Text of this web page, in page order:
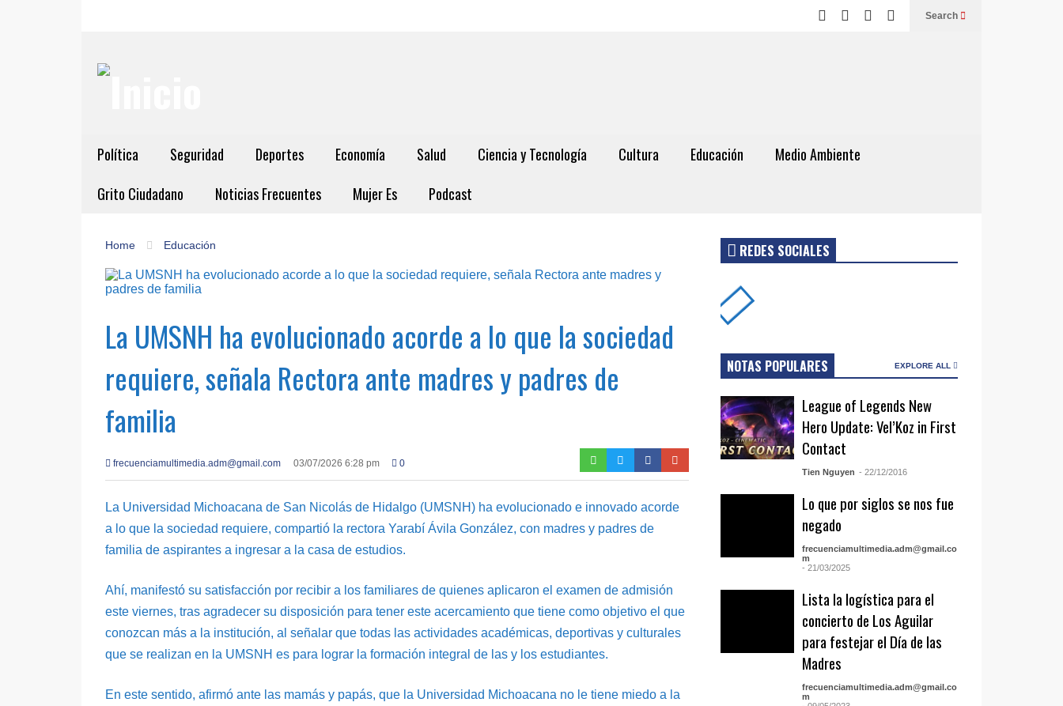
Search
Política Seguridad Deportes Economía Salud Ciencia y Tecnología Cultura Educación
Medio Ambiente
Grito Ciudadano
Noticias Frecuentes Mujer Es Podcast
Home Educación
La UMSNH ha evolucionado acorde a lo que la sociedad
requiere, señala Rectora ante madres y padres de
familia
frecuenciamultimedia.adm@gmail.com 03/07/2026 6:28 pm 0
La Universidad Michoacana de San Nicolás de Hidalgo (UMSNH) ha evolucionado e innovado acorde
a lo que la sociedad requiere, compartió la rectora Yarabí Ávila González, con madres y padres de
familia de aspirantes a ingresar a la casa de estudios.
Ahí, manifestó su satisfacción por recibir a los familiares de quienes aplicaron el examen de admisión
este viernes, tras agradecer su disposición para tener este acercamiento que tiene como objetivo el que
conozcan más a la institución, al señalar que todas las actividades académicas, deportivas y culturales
que se realizan en la UMSNH es para lograr la formación integral de las y los estudiantes.
En este sentido, afirmó ante las mamás y papás, que la Universidad Michoacana no le tiene miedo a la
REDES SOCIALES
NOTAS POPULARES EXPLORE ALL
League of Legends New
Hero Update: Vel’Koz in First
Contact
Tien Nguyen - 22/12/2016
Lo que por siglos se nos fue
negado
frecuenciamultimedia.adm@gmail.co
m
- 21/03/2025
Lista la logística para el
concierto de Los Aguilar
para festejar el Día de las
Madres
frecuenciamultimedia.adm@gmail.co
m